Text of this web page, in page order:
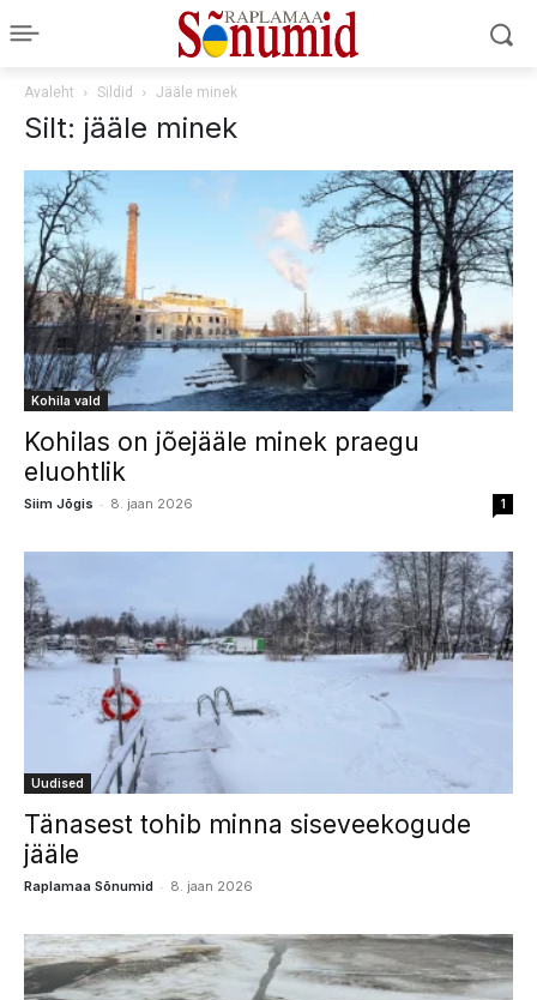
Avaleht Sildid Jääle minek
Silt: jääle minek
Kohila vald
Kohilas on jõejääle minek praegu
eluohtlik
Siim Jõgis - 8. jaan 2026 1
Uudised
Tänasest tohib minna siseveekogude
jääle
Raplamaa Sõnumid - 8. jaan 2026